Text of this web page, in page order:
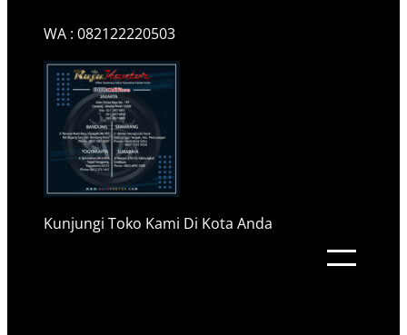
WA : 082122220503
Kunjungi Toko Kami Di Kota Anda